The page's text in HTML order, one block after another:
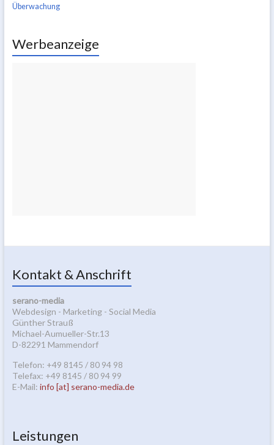
Überwachung
Werbeanzeige
Kontakt & Anschrift
serano-media
Webdesign - Marketing - Social Media
Günther Strauß
Michael-Aumueller-Str.13
D-82291 Mammendorf
Telefon: +49 8145 / 80 94 98
Telefax: +49 8145 / 80 94 99
E-Mail: info [at] serano-media.de
Leistungen